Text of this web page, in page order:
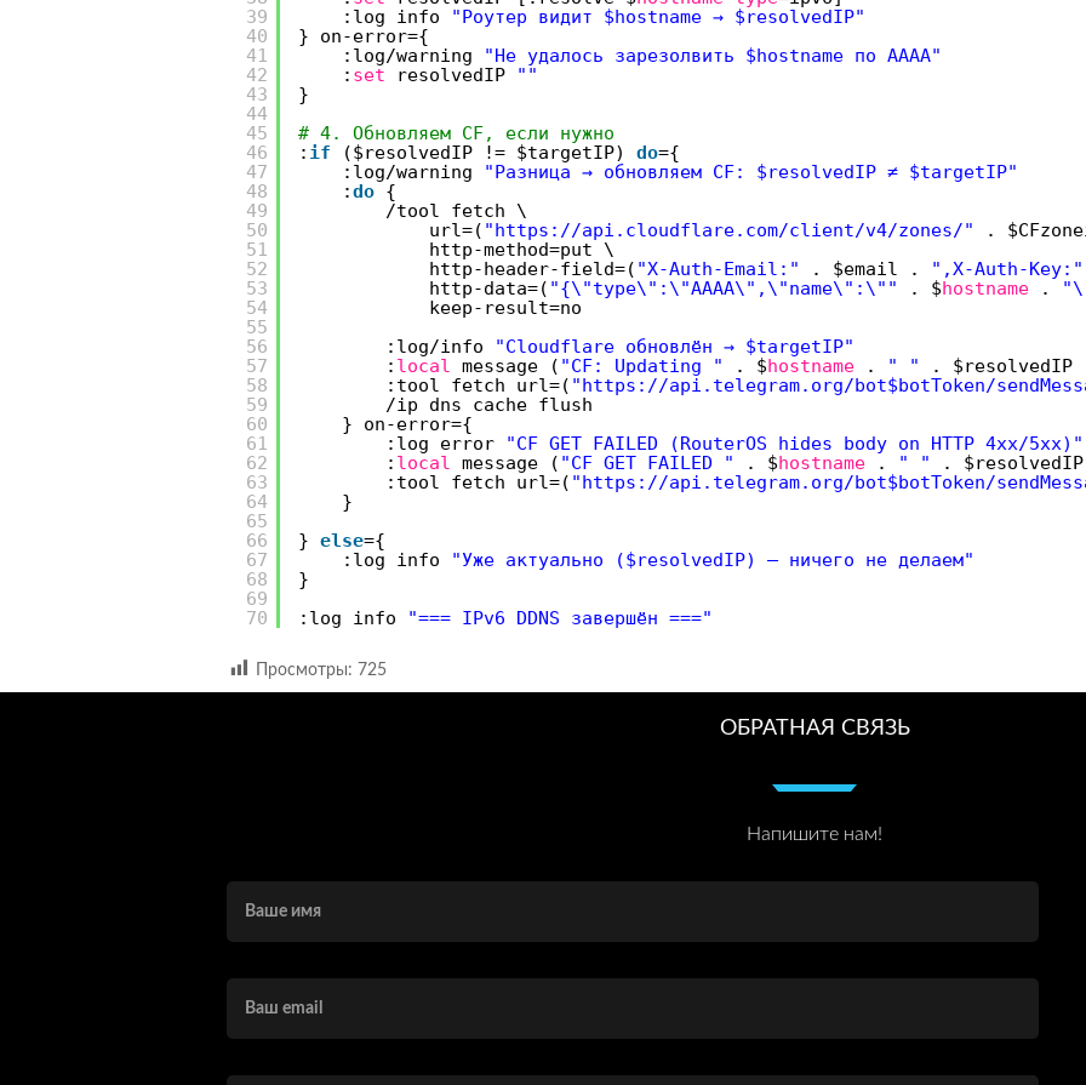
39
40
41
42
43
44
45
46
47
48
49
50
51
52
53
54
55
56
57
58
59
60
61
62
63
64
65
66
67
68
69
70
:log info
"Роутер видит $hostname → $resolvedIP"
} on-error={
:log/warning
"Не удалось зарезолвить $hostname по AAAA"
: set resolvedIP
""
}
# 4. Обновляем CF, если нужно
: if ($resolvedIP != $targetIP) do={
:log/warning
"Разница → обновляем CF: $resolvedIP ≠ $targetIP"
:do {
/tool
fetch \
url=( "https://api.cloudflare.com/client/v4/zones/" .
http-method=put \
http-header-field=( "X-Auth-Email:" . $email . ",X-Auth-Key:"
http-data=( "{\"type\":\"AAAA\",\"name\":\"" . $hostname .
keep-result=no
:log/info
"Cloudflare обновлён → $targetIP"
: local message ( "CF: Updating " . $hostname . " " .
:tool fetch url=( "https://api.telegram.org/bot$botToken/
/ip
dns cache flush
} on-error={
:log error
"CF GET FAILED (RouterOS hides body on HTTP 4xx/5xx)"
: local message ( "CF GET FAILED " . $hostname . " " .
:tool fetch url=( "https://api.telegram.org/bot$botToken/
}
} else={
:log info
"Уже актуально ($resolvedIP) — ничего не делаем"
}
:log info
"=== IPv6 DDNS завершён ==="
Просмотры: 725
ОБРАТНАЯ СВЯЗЬ
Напишите нам!